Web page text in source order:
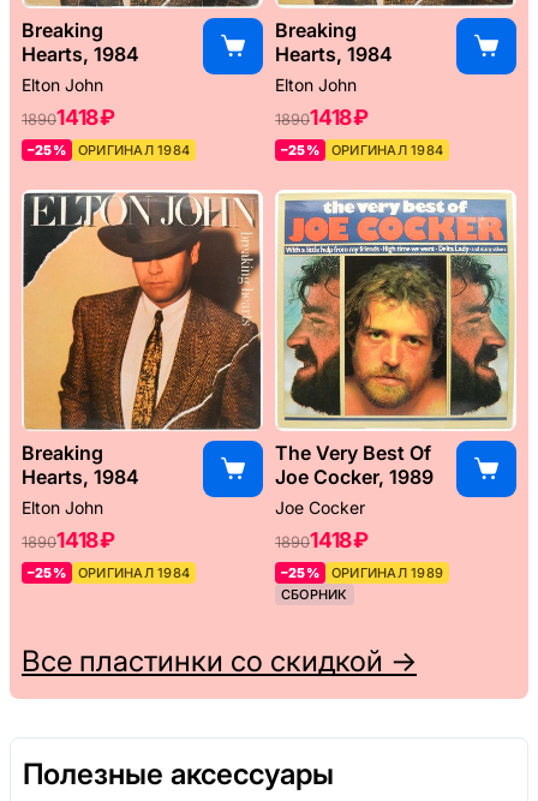
Breaking
Hearts, 1984
Elton John
18901418 ₽
–25% ОРИГИНАЛ 1984
Breaking
Hearts, 1984
Elton John
18901418 ₽
–25% ОРИГИНАЛ 1984
Breaking
Hearts, 1984
Elton John
18901418 ₽
–25% ОРИГИНАЛ 1984
The Very Best Of
Joe Cocker, 1989
Joe Cocker
18901418 ₽
–25%
ОРИГИНАЛ 1989
СБОРНИК
Все пластинки со скидкой →
Полезные аксессуары